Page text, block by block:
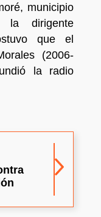
municipio
la dirigente
que el
(2006-
la radio